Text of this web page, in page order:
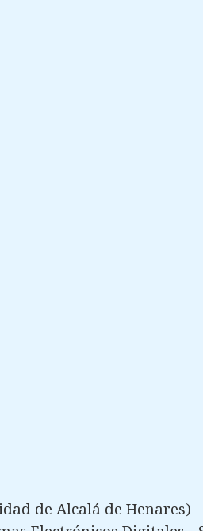
de Alcalá de Henares) -